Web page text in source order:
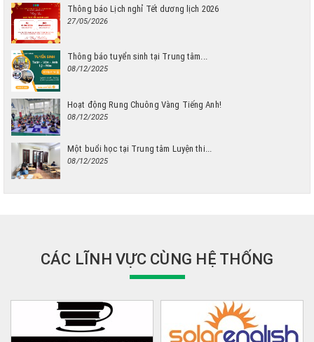
Thông báo Lịch nghỉ Tết dương lịch 2026
27/05/2026
Thông báo tuyển sinh tại Trung tâm...
08/12/2025
Hoạt động Rung Chuông Vàng Tiếng Anh!
08/12/2025
Một buổi học tại Trung tâm Luyện thi...
08/12/2025
CÁC LĨNH VỰC CÙNG HỆ THỐNG